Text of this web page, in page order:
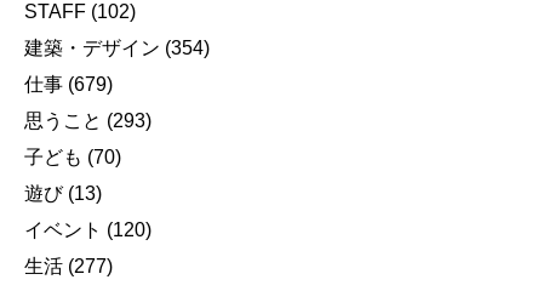
STAFF (102)
建築・デザイン (354)
仕事 (679)
思うこと (293)
子ども (70)
遊び(13)
イベント (120)
生活 (277)